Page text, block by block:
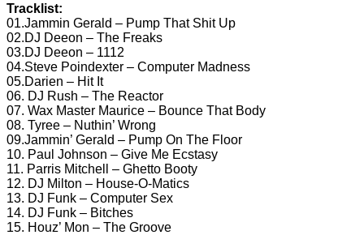
Tracklist:
01.Jammin Gerald – Pump That Shit Up
02.DJ Deeon – The Freaks
03.DJ Deeon – 1112
04.Steve Poindexter – Computer Madness
05.Darien – Hit It
06. DJ Rush – The Reactor
07. Wax Master Maurice – Bounce That Body
08. Tyree – Nuthin’ Wrong
09.Jammin’ Gerald – Pump On The Floor
10. Paul Johnson – Give Me Ecstasy
11. Parris Mitchell – Ghetto Booty
12. DJ Milton – House-O-Matics
13. DJ Funk – Computer Sex
14. DJ Funk – Bitches
15. Houz’ Mon – The Groove